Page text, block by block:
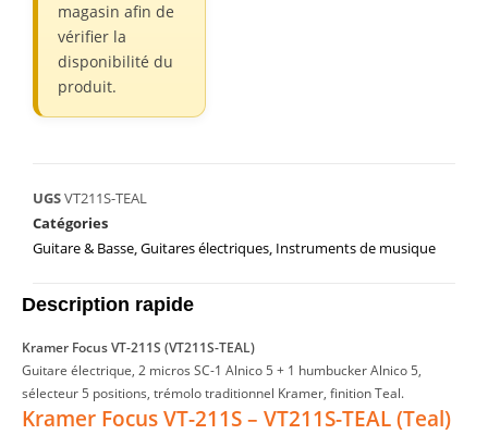
magasin afin de
vérifier la
disponibilité du
produit.
UGSVT211S-TEAL
Catégories
Guitare & Basse,Guitares électriques, Instruments de musique
Description rapide
Kramer Focus VT-211S (VT211S-TEAL)
Guitare électrique, 2 micros SC-1 Alnico 5 + 1 humbucker Alnico 5,
sélecteur 5 positions, trémolo traditionnel Kramer, finition Teal.
Kramer Focus VT-211S – VT211S-TEAL (Teal)